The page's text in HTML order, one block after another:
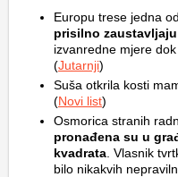
Europu trese jedna
prisilno
izvanredne mjere
(Jutarnji)
Suša otkrila kosti
(Novi list)
Osmorica stranih
pronađena su u
kvadrata . Vlasnik
bilo nikakvih